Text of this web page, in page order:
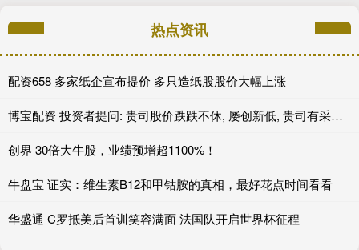
热点资讯
配资658 多家纸企宣布提价 多只造纸股股价大幅上涨
博宝配资 投资者提问: 贵司股价跌跌不休, 屡创新低, 贵司有采取任何提振股价的措施吗?
创界 30倍大牛股，业绩预增超1100%！
牛盘宝 证实：维生素B12和甲钴胺的真相，最好花点时间看看
华盛通 C罗抵美后首训笑容满面 法国队开启世界杯征程